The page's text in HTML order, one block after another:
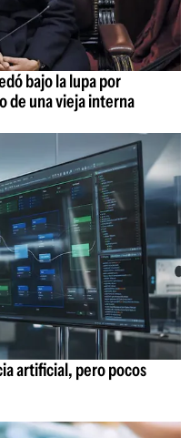
bajo la lupa por
de una vieja interna
artificial, pero pocos